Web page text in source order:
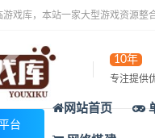
游戏库，本站一家大型游戏资源整
10年
专注提供
台
网站首页